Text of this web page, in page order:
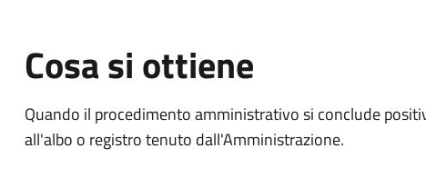
Cosa si ottiene
Quando il procedimento amministrativo si conclude
all'albo o registro tenuto dall'Amministrazione.